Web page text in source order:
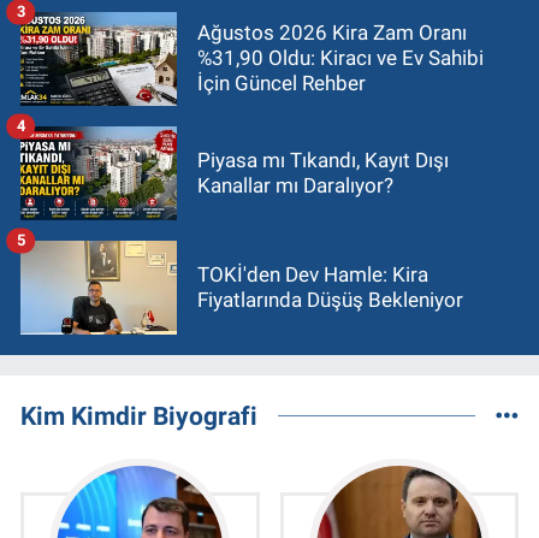
Ağustos 2026 Kira Zam Oranı
%31,90 Oldu: Kiracı ve Ev Sahibi
İçin Güncel Rehber
3
Piyasa mı Tıkandı, Kayıt Dışı
Kanallar mı Daralıyor?
4
TOKİ'den Dev Hamle: Kira
Fiyatlarında Düşüş Bekleniyor
5
Kim Kimdir Biyografi